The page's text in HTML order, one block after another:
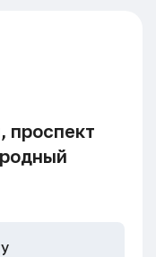
проспект